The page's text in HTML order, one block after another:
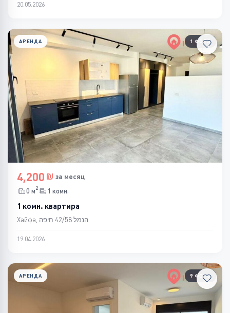
20.05.2026
1 ФОТО
АРЕНДА
4,200
за месяц
0 м2 1 комн.
1 комн. квартира
Хайфа, הנמל 42/58 חיפה
19.04.2026
9 ФОТО
АРЕНДА